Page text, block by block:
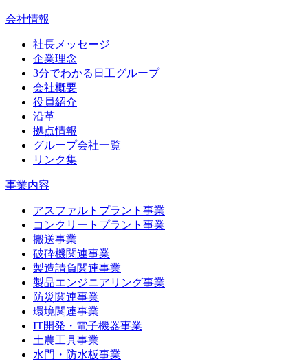
会社情報
社長メッセージ
企業理念
3分でわかる日工グループ
会社概要
役員紹介
沿革
拠点情報
グループ会社一覧
リンク集
事業内容
アスファルトプラント事業
コンクリートプラント事業
搬送事業
破砕機関連事業
製造請負関連事業
製品エンジニアリング事業
防災関連事業
環境関連事業
IT開発・電子機器事業
土農工具事業
水門・防水板事業